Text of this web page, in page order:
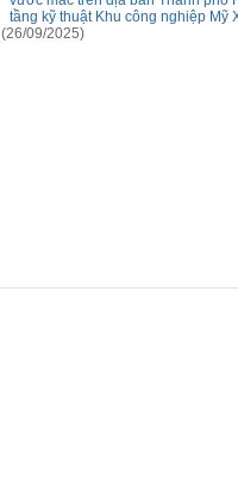
tầng kỹ thuật Khu công nghiệp Mỹ
(26/09/2025)